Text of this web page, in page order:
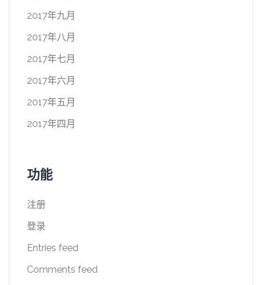
2017年九月
2017年八月
2017年七月
2017年六月
2017年五月
2017年四月
功能
注册
登录
Entries feed
Comments feed